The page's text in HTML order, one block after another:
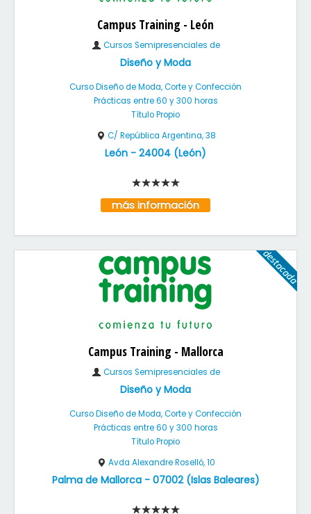
Campus Training - León
Cursos Semipresenciales de
Diseño y Moda
Curso Diseño de Moda, Corte y Confección
Prácticas entre 60 y 300 horas
Título Propio
C/ República Argentina, 38
León - 24004 (León)
más información
Campus Training - Mallorca
Cursos Semipresenciales de
Diseño y Moda
Curso Diseño de Moda, Corte y Confección
Prácticas entre 60 y 300 horas
Título Propio
Avda Alexandre Roselló, 10
Palma de Mallorca- 07002(Islas Baleares)